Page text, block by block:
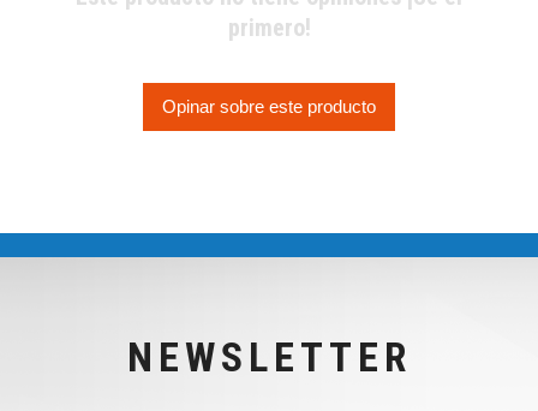
primero!
Opinar sobre este producto
NEWSLETTER